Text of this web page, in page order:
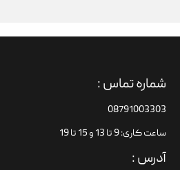
شماره تماس :
08791003303
ساعت کاری: 9 تا 13 و 15 تا 19
آدرس :